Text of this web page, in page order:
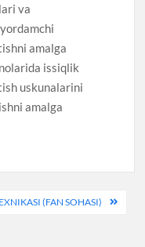
va
amalga
issiqlik
uskunalarini
amalga
(FAN SOHASI)